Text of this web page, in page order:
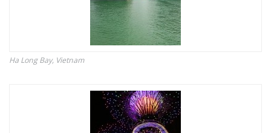
Ha Long Bay, Vietnam